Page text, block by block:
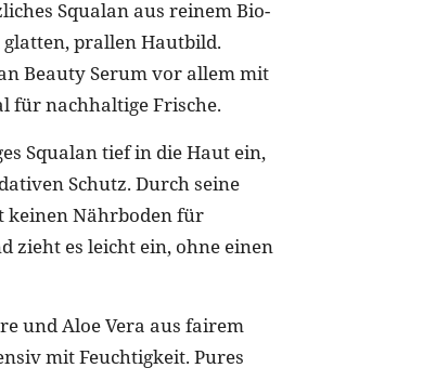
Squalan aus reinem Bio-
prallen Hautbild.
Beauty Serum vor allem mit
für nachhaltige Frische.
Squalan tief in die Haut ein,
Schutz. Durch seine
keinen Nährboden für
zieht es leicht ein, ohne einen
und Aloe Vera aus fairem
mit Feuchtigkeit. Pures